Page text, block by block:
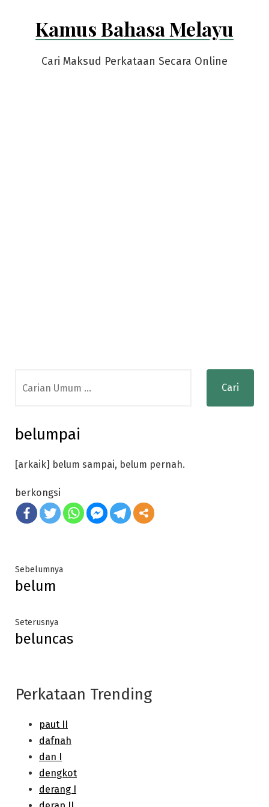
Kamus Bahasa Melayu
Cari Maksud Perkataan Secara Online
for:
belumpai
[arkaik] belum sampai, belum pernah.
berkongsi
Post
navigation
SebelumnyaPrevious
belum
SeterusnyaNext
post:
beluncas
Perkataan Trending